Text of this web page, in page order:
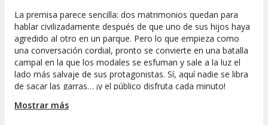
La premisa parece sencilla: dos matrimonios quedan para
hablar civilizadamente después de que uno de sus hijos haya
agredido al otro en un parque. Pero lo que empieza como
una conversación cordial, pronto se convierte en una batalla
campal en la que los modales se esfuman y sale a la luz el
lado más salvaje de sus protagonistas. Sí, aquí nadie se libra
de sacar las garras… ¡y el público disfruta cada minuto!
El texto de Reza brilla por su capacidad para retratar, con
Mostrar más